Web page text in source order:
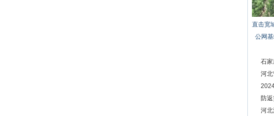
直击宽
公网
石
项
河北
防
河